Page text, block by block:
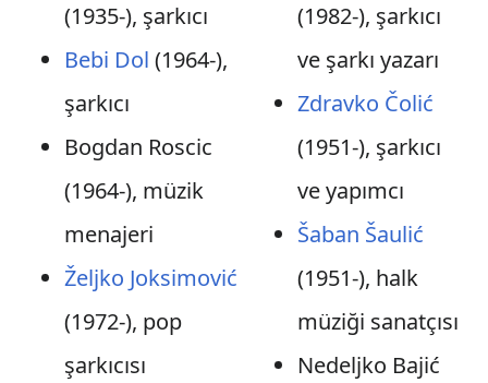
(1935-), şarkıcı
Bebi Dol (1964-),
şarkıcı
Bogdan Roscic
(1964-), müzik
menajeri
Željko Joksimović
(1972-), pop
şarkıcısı
(1982-), şarkıcı
ve şarkı yazarı
Zdravko Čolić
(1951-), şarkıcı
ve yapımcı
Šaban Šaulić
(1951-), halk
müziği sanatçısı
Nedeljko Bajić